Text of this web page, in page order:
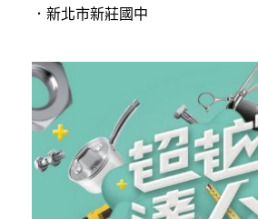
．新北市新莊國中